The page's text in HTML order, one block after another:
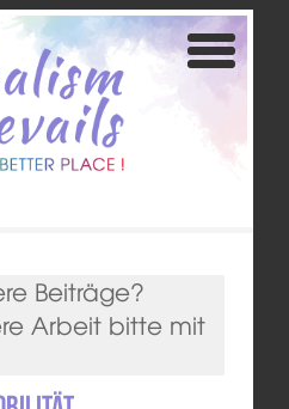
Beiträge?
Arbeit bitte mit